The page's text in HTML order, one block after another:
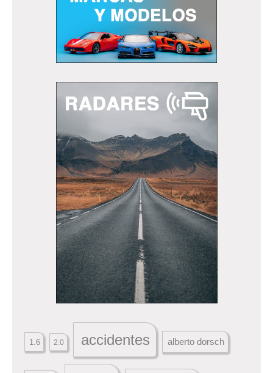
1.6 2.0 accidentes alberto dorsch